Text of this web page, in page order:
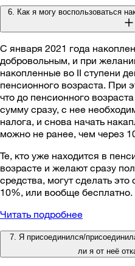
6. Как я могу воспользоваться
С января 2021 года
добровольным, и при
накопленные во II ступени
пенсионного возраста. При
что до пенсионного
сумму сразу, с нее
налога, и снова начать
можно не ранее, чем через
Те, кто уже находится в
возрасте и желают сразу
средства, могут сделать это
10%, или вообще бесплатно.
Читать подробнее
7. Я присоединился/
ли я от неё